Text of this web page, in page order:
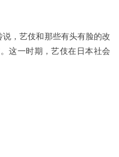
说，艺伎和那些有头有脸的改
这一时期，艺伎在日本社会